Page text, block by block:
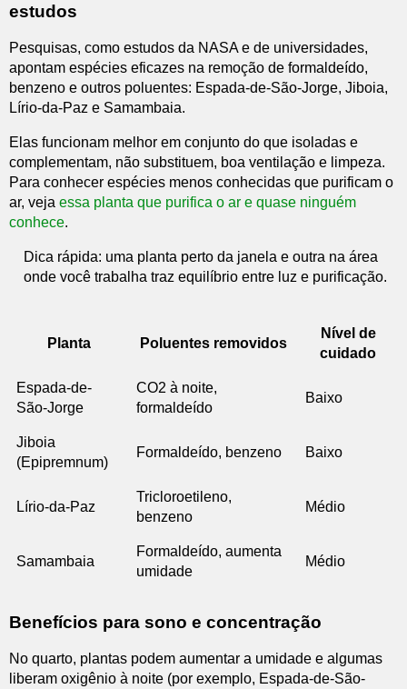
estudos
Pesquisas, como estudos da NASA e de universidades,
apontam espécies eficazes na remoção de formaldeído,
benzeno e outros poluentes: Espada-de-São-Jorge, Jiboia,
Lírio-da-Paz e Samambaia.
Elas funcionam melhor em conjunto do que isoladas e
complementam, não substituem, boa ventilação e limpeza.
Para conhecer espécies menos conhecidas que purificam o
ar, veja essa planta que purifica o ar e quase ninguém
conhece.
Dica rápida: uma planta perto da janela e outra na área
onde você trabalha traz equilíbrio entre luz e purificação.
Planta Poluentes removidos
Nível de
cuidado
Espada-de-
São-Jorge
CO2 à noite,
formaldeído
Baixo
Jiboia
(Epipremnum)
Formaldeído, benzeno Baixo
Lírio-da-Paz
Tricloroetileno,
benzeno
Médio
Samambaia
Formaldeído, aumenta
umidade
Médio
Benefícios para sono e concentração
No quarto, plantas podem aumentar a umidade e algumas
liberam oxigênio à noite (por exemplo, Espada-de-São-